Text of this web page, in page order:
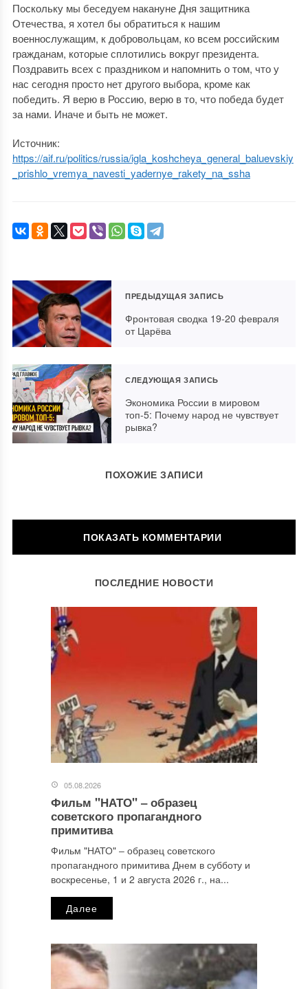
Поскольку мы беседуем накануне Дня защитника
Отечества, я хотел бы обратиться к нашим
военнослужащим, к добровольцам, ко всем российским
гражданам, которые сплотились вокруг президента.
Поздравить всех с праздником и напомнить о том, что у
нас сегодня просто нет другого выбора, кроме как
победить. Я верю в Россию, верю в то, что победа будет
за нами. Иначе и быть не может.
Источник:
https://aif.ru/politics/russia/igla_koshcheya_general_baluevskiy
_prishlo_vremya_navesti_yadernye_rakety_na_ssha
ПРЕДЫДУЩАЯ ЗАПИСЬ
Фронтовая сводка 19-20 февраля
от Царёва
СЛЕДУЮЩАЯ ЗАПИСЬ
Экономика России в мировом
топ-5: Почему народ не чувствует
рывка?
ПОХОЖИЕ ЗАПИСИ
ОСТАВИТЬ КОММЕНТАРИЙ
Ваш адрес email не будет опубликован. Обязательные поля
Комментарий*
ПОСЛЕДНИЕ НОВОСТИ
05.08.2026
Фильм "НАТО" ‒ образец
советского пропагандного
примитива
Фильм "НАТО" ‒ образец советского
пропагандного примитива Днем в субботу и
воскресенье, 1 и 2 августа 2026 г., на...
Далее